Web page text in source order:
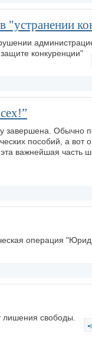
"устранении
конкуренции"
завершена.
пособий, а вот
важнейшая
операция
лишения свободы.